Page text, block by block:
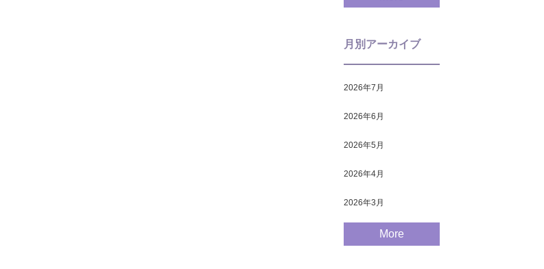
月別アーカイブ
2026年7月
2026年6月
2026年5月
2026年4月
2026年3月
More